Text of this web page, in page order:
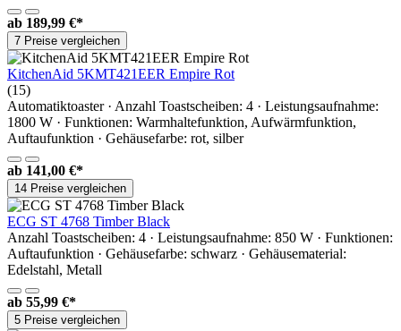
ab 189,99 €*
7 Preise vergleichen
KitchenAid 5KMT421EER Empire Rot
(15)
Automatiktoaster · Anzahl Toastscheiben: 4 · Leistungsaufnahme:
1800 W · Funktionen: Warmhaltefunktion, Aufwärmfunktion,
Auftaufunktion · Gehäusefarbe: rot, silber
ab 141,00 €*
14 Preise vergleichen
ECG ST 4768 Timber Black
Anzahl Toastscheiben: 4 · Leistungsaufnahme: 850 W · Funktionen:
Auftaufunktion · Gehäusefarbe: schwarz · Gehäusematerial:
Edelstahl, Metall
ab 55,99 €*
5 Preise vergleichen